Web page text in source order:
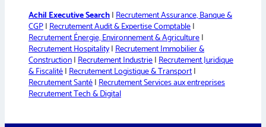
Achil Executive Search|Recrutement Assurance, Banque &
CGP|Recrutement Audit & Expertise Comptable|
Recrutement Énergie, Environnement & Agriculture|
Recrutement Hospitality|Recrutement Immobilier &
Construction|Recrutement Industrie|Recrutement Juridique
& Fiscalité|Recrutement Logistique & Transport|
Recrutement Santé|Recrutement Services aux entreprises
Recrutement Tech & Digital